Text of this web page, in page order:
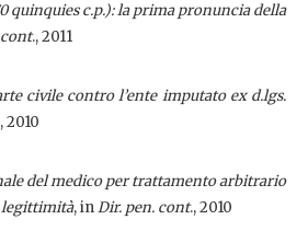
quinquies c.p.): la prima pronuncia della
., 2011
civile contro l’ente imputato ex d.lgs.
2010
del medico per trattamento arbitrario
legittimità, inDir. pen. cont., 2010